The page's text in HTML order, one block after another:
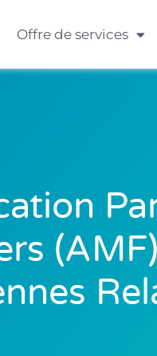
Offre de services